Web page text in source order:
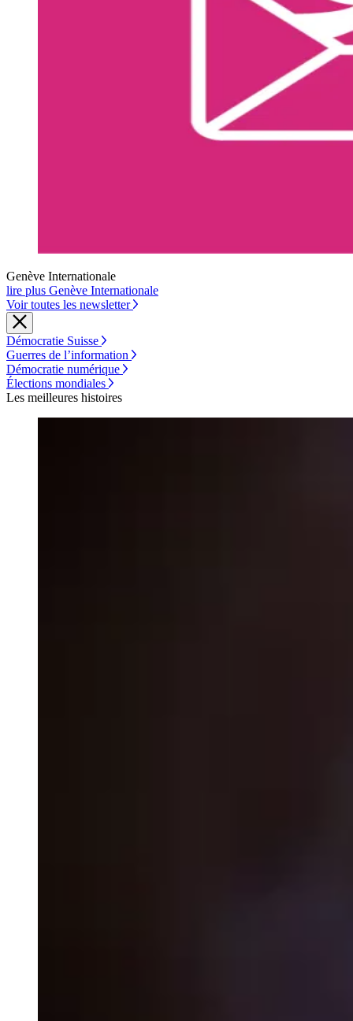
Genève Internationale
lire plus Genève Internationale
Voir toutes les newsletter
Démocratie Suisse
Guerres de l’information
Démocratie numérique
Élections mondiales
Les meilleures histoires